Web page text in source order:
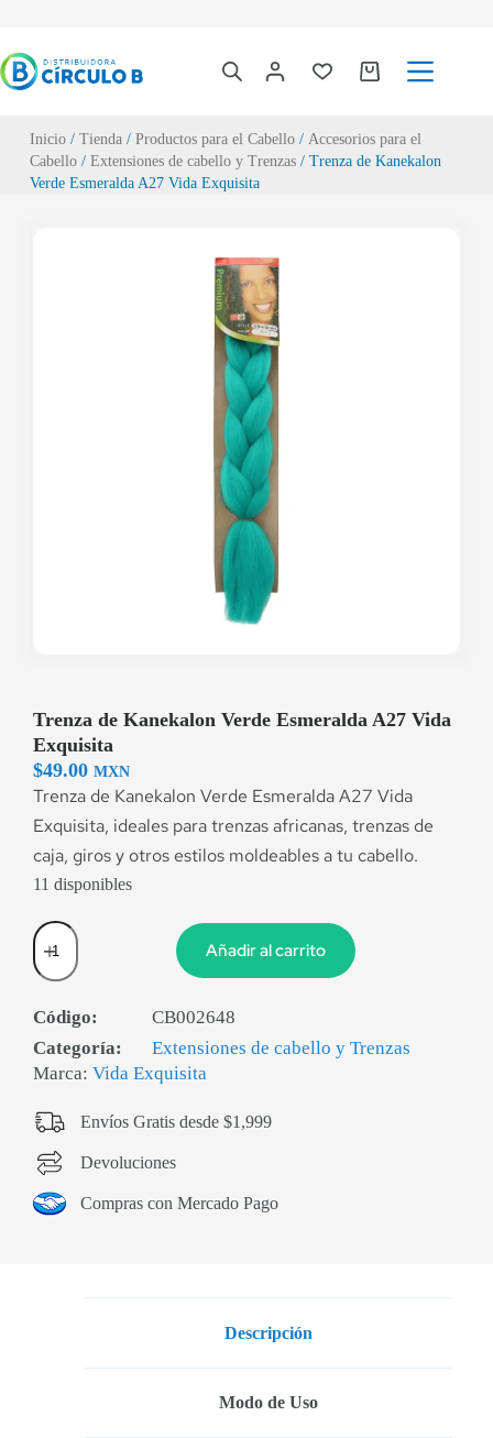
Inicio/ Tienda/ Productos para el Cabello/ Accesorios para el
Cabello/ Extensiones de cabello y Trenzas/ Trenza de Kanekalon
Verde Esmeralda A27 Vida Exquisita
Trenza de Kanekalon Verde Esmeralda A27 Vida
Exquisita
$49.00 MXN
Trenza de Kanekalon Verde Esmeralda A27 Vida
Exquisita, ideales para trenzas africanas, trenzas de
caja, giros y otros estilos moldeables a tu cabello.
11 disponibles
Añadir al carrito
Código:
CB002648
Categoría:
Extensiones de cabello y Trenzas
Marca: Vida Exquisita
Envíos Gratis desde $1,999
Devoluciones
Compras con Mercado Pago
Descripción
Modo de Uso